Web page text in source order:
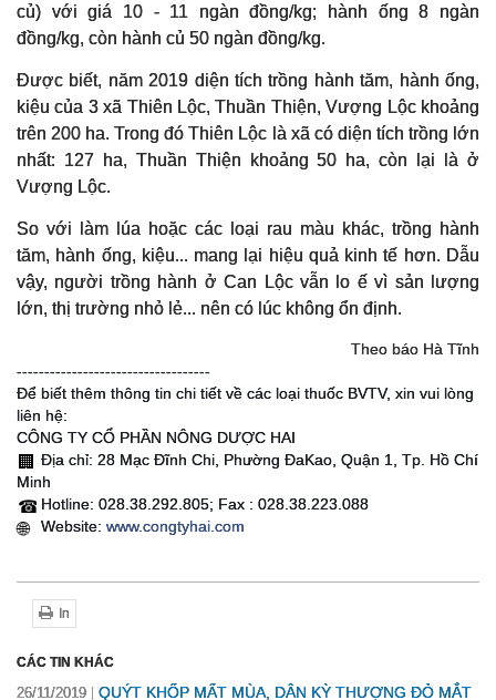
củ) với giá 10 - 11 ngàn đồng/kg; hành ống 8 ngàn
đồng/kg, còn hành củ 50 ngàn đồng/kg.
Được biết, năm 2019 diện tích trồng hành tăm, hành ống,
kiệu của 3 xã Thiên Lộc, Thuần Thiện, Vượng Lộc khoảng
trên 200 ha. Trong đó Thiên Lộc là xã có diện tích trồng lớn
nhất: 127 ha, Thuần Thiện khoảng 50 ha, còn lại là ở
Vượng Lộc.
So với làm lúa hoặc các loại rau màu khác, trồng hành
tăm, hành ống, kiệu... mang lại hiệu quả kinh tế hơn. Dẫu
vậy, người trồng hành ở Can Lộc vẫn lo ế vì sản lượng
lớn, thị trường nhỏ lẻ... nên có lúc không ổn định.
Theo báo Hà Tĩnh
-----------------------------------
Để biết thêm thông tin chi tiết về các loại thuốc BVTV, xin vui lòng
liên hệ:
CÔNG TY CỔ PHẦN NÔNG DƯỢC HAI
🏢 Địa chỉ: 28 Mạc Đĩnh Chi, Phường ĐaKao, Quận 1, Tp. Hồ Chí
Minh
☎ Hotline: 028.38.292.805; Fax : 028.38.223.088
🌐 Website: www.congtyhai.com
In
CÁC TIN KHÁC
26/11/2019
QUÝT KHỐP MẤT MÙA, DÂN KỲ THƯỢNG ĐỎ MẮT